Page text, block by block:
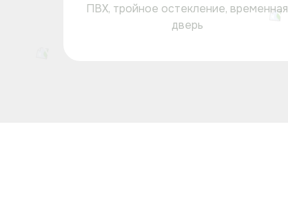
ПВХ, тройное остекление, временная
дверь